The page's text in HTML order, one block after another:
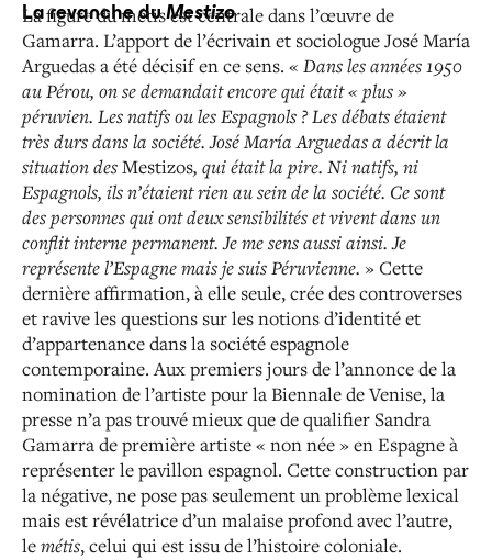
La revanche duMestizo
La figure du métis est centrale dans l’œuvre de
Gamarra. L’apport de l’écrivain et sociologueJosé María
Arguedas a été décisif en ce sens. « Dans les années 1950
au Pérou, on se demandait encore qui était « plus »
péruvien. Les natifs ou les Espagnols ? Les débats étaient
très durs dans la société. José María Arguedas a décrit la
situation desMestizos, qui était la pire. Ni natifs, ni
Espagnols, ils n’étaient rien au sein de la société. Ce sont
des personnes qui ont deux sensibilités et vivent dans un
conflit interne permanent. Je me sens aussi ainsi. Je
représente l’Espagne mais je suis Péruvienne. » Cette
dernière affirmation, à elle seule, crée des controverses
et ravive les questions sur les notions d’identité et
d’appartenance dans la société espagnole
contemporaine. Aux premiers jours de l’annonce de la
nomination de l’artiste pour la Biennale de Venise, la
presse n’a pas trouvé mieux que de qualifier Sandra
Gamarra de première artiste « non née » en Espagne à
représenter le pavillon espagnol. Cette construction par
la négative, ne pose pas seulement un problème lexical
mais est révélatrice d’un malaise profond avec l’autre,
lemétis, celui qui est issu de l’histoire coloniale.